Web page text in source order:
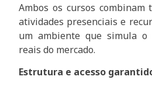
Ambos os cursos combinam
atividades presenciais e
um ambiente que simula
reais do mercado.
Estrutura e acesso